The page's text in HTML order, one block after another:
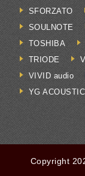
SFORZATO
SOULNOTE
TOSHIBA
TRIODE
VIVID audio
YG
Copyright